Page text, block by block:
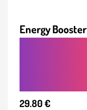
Energy Booster
29.80 €